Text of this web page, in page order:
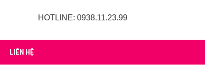
HOTLINE: 0938.11.23.99
LIÊN HỆ